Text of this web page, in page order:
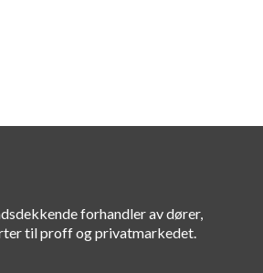
forhandler av dører,
til proff og privatmarkedet.